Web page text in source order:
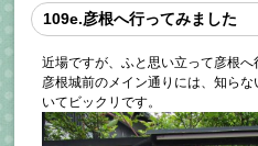
109e.彦根へ行ってみました
近場ですが、ふと思い立って彦根へ
彦根城前のメイン通りには、知ら
いてビックリです。